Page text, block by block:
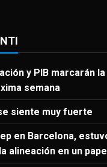
y PIB marcarán
semana
siente muy fuerte
en Barcelona,
alineación en un